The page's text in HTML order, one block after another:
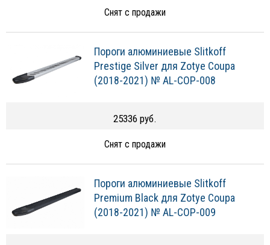
Снят с продажи
Пороги алюминиевые Slitkoff
Prestige Silver для Zotye Coupa
(2018-2021) № AL-COP-008
25336 руб.
Снят с продажи
Пороги алюминиевые Slitkoff
Premium Black для Zotye Coupa
(2018-2021) № AL-COP-009